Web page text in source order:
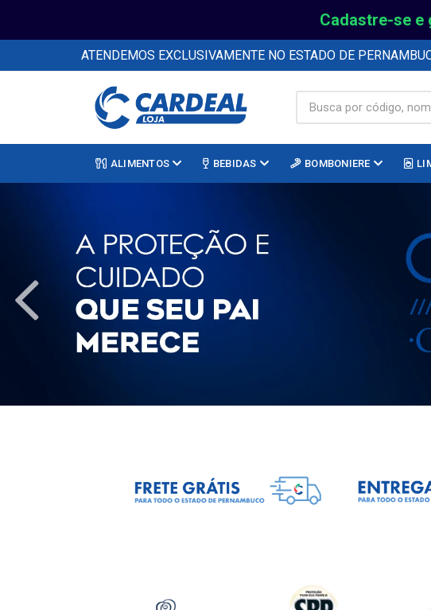
Cadastre-se e
ATENDEMOS EXCLUSIVAMENTE NO ESTADO DE
ALIMENTOS BEBIDAS BOMBONIERE